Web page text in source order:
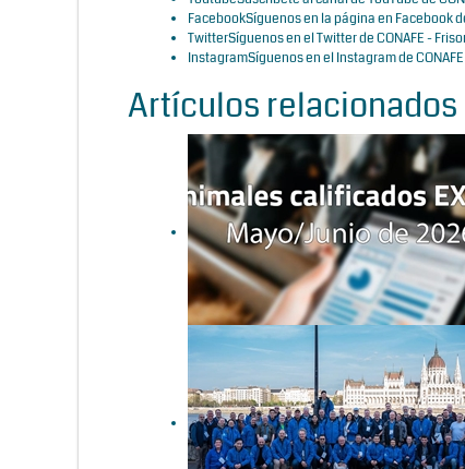
FacebookSíguenos en la página en Facebook
TwitterSíguenos en el Twitter de CONAFE -
InstagramSíguenos en el Instagram de
Artículos relacionados
Animales calificados EX y
MB en mayo y junio de 2026